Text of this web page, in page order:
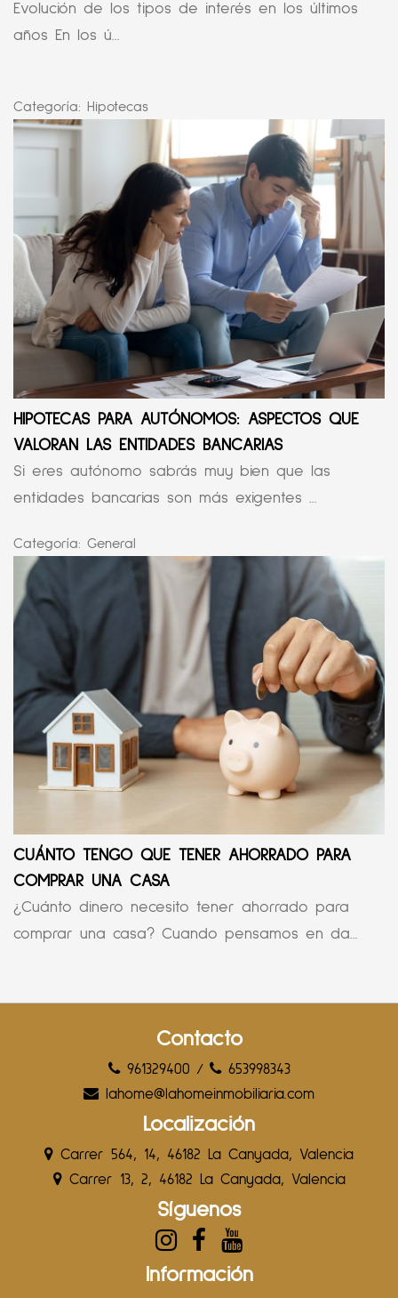
Evolución de los tipos de interés en los últimos
años En los ú...
Categoría: Hipotecas
HIPOTECAS PARA AUTÓNOMOS: ASPECTOS QUE
VALORAN LAS ENTIDADES BANCARIAS
Si eres autónomo sabrás muy bien que las
entidades bancarias son más exigentes ...
Categoría: General
CUÁNTO TENGO QUE TENER AHORRADO PARA
COMPRAR UNA CASA
¿Cuánto dinero necesito tener ahorrado para
comprar una casa? Cuando pensamos en da...
Contacto
961329400 /
653998343
lahome@lahomeinmobiliaria.com
Localización
Carrer 564, 14, 46182 La Canyada, Valencia
Carrer 13, 2, 46182 La Canyada, Valencia
Síguenos
Información